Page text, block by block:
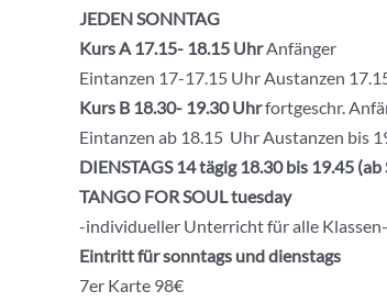
JEDEN SONNTAG
Kurs A 17.15- 18.15 UhrAnfänger
Eintanzen 17-17.15 Uhr Austanzen
Kurs B 18.30- 19.30 Uhrfortgeschr.
Eintanzen ab 18.15 Uhr Austanzen bis
DIENSTAGS 14 tägig 18.30 bis 19.45
TANGO FOR SOUL tuesday
-individueller Unterricht für alle Klassen-
Eintritt für sonntags und dienstags
7er Karte 98€